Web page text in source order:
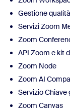
Gestione
Servizi Zoom
Zoom
API Zoom e kit
Zoom Node
Zoom AI
Servizio
Zoom Canvas